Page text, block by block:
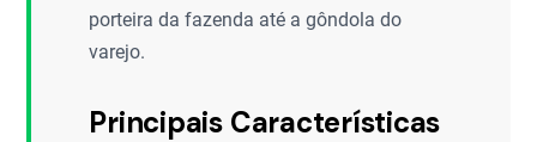
porteira da fazenda até a gôndola do
varejo.
Principais Características